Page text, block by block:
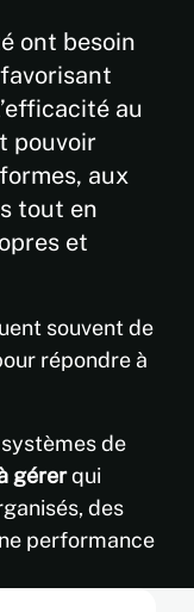
ont besoin
au
pouvoir
aux
tout en
et
souvent de
répondre à
de
gérerqui
des
performance